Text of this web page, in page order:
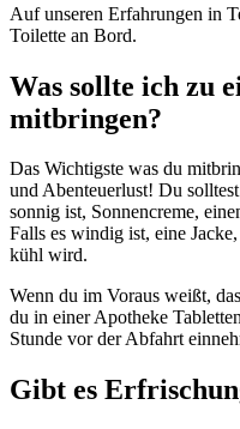
Auf unseren Erfahrungen in
Toilette an Bord.
Was sollte ich zu
mitbringen?
Das Wichtigste was du
und Abenteuerlust! Du
sonnig ist, Sonnencreme,
Falls es windig ist, eine
kühl wird.
Wenn du im Voraus weißt,
du in einer Apotheke
Stunde vor der Abfahrt
Gibt es